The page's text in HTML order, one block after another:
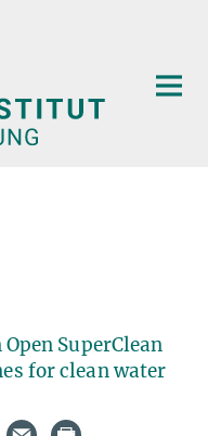
SuperClean
for clean water